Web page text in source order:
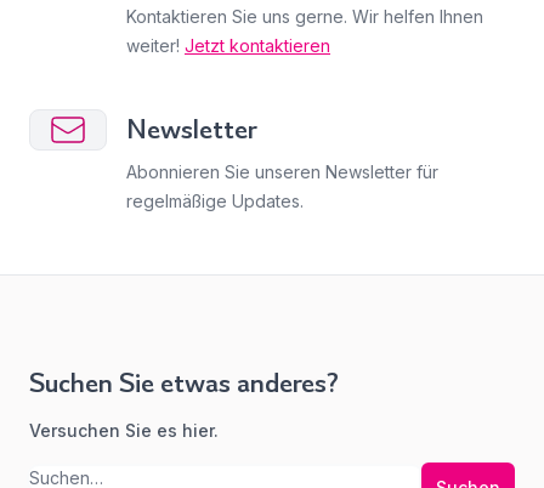
Kontaktieren Sie uns gerne. Wir helfen Ihnen
weiter! Jetzt kontaktieren
Newsletter
Abonnieren Sie unseren Newsletter für
regelmäßige Updates.
Suchen Sie etwas anderes?
Versuchen Sie es hier.
Suchen